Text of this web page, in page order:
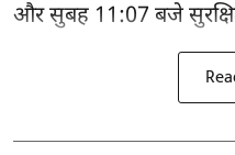
और सुबह 11:07 बजे